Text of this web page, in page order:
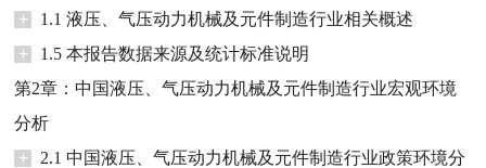
+
1.1 液压、气压动力机械及元件制造行业相关概述
+
1.5 本报告数据来源及统计标准说明
第2章：中国液压、气压动力机械及元件制造行业宏观环境
分析
+
2.1 中国液压、气压动力机械及元件制造行业政策环境分